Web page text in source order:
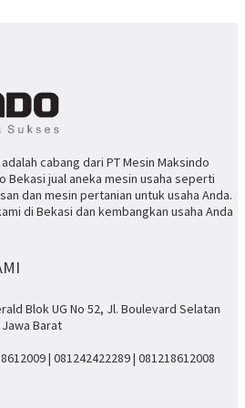
cabang dari PT Mesin Maksindo
Bekasi jual aneka mesin usaha seperti
dan mesin pertanian untuk usaha Anda.
di Bekasi dan kembangkan usaha Anda
Blok UG No 52, Jl. Boulevard Selatan
Barat
| 081242422289 | 081218612008